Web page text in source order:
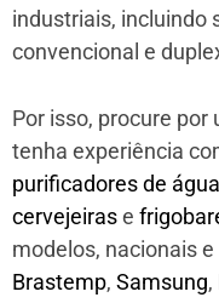
industriais, incluindo
convencional e
Por isso, procure por
tenha experiência
purificadores de água
cervejeirase
modelos, nacionais
Brastemp, Samsung,